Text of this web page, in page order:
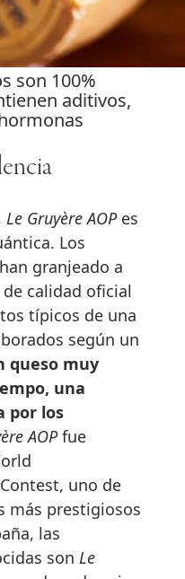
son 100%
aditivos,
Le Gruyère AOPes
Los
granjeado a
calidad oficial
típicos de una
según un
queso muy
una
por los
AOPfue
uno de
más prestigiosos
las
son Le